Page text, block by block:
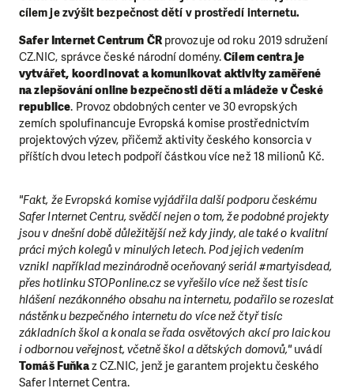
cílem je zvýšit bezpečnost dětí v prostředí internetu.
Safer Internet Centrum ČRprovozuje od roku 2019 sdružení
CZ.NIC, správce české národní domény.Cílem centra je
vytvářet, koordinovat a komunikovat aktivity zaměřené
na zlepšování online bezpečnosti dětí a mládeže v České
republice. Provoz obdobných center ve 30 evropských
zemích spolufinancuje Evropská komise prostřednictvím
projektových výzev, přičemž aktivity českého konsorcia v
příštích dvou letech podpoří částkou více než 18 milionů Kč.
"Fakt, že Evropská komise vyjádřila další podporu českému
Safer Internet Centru, svědčí nejen o tom, že podobné projekty
jsou v dnešní době důležitější než kdy jindy, ale také o kvalitní
práci mých kolegů v minulých letech. Pod jejich vedením
vznikl například mezinárodně oceňovaný seriál #martyisdead,
přes hotlinku STOPonline.cz se vyřešilo více než šest tisíc
hlášení nezákonného obsahu na internetu, podařilo se rozeslat
nástěnku bezpečného internetu do více než čtyř tisíc
základních škol a konala se řada osvětových akcí pro laickou
i odbornou veřejnost, včetně škol a dětských domovů,"uvádí
Tomáš Fuňkaz CZ.NIC, jenž je garantem projektu českého
Safer Internet Centra.